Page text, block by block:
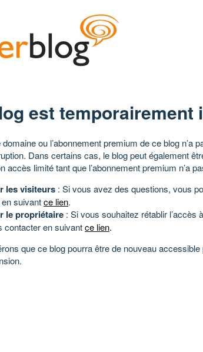
est temporairement
ou l’abonnement premium de ce blog n’a
Dans certains cas, le blog peut également
accès limité tant que l’abonnement premium n’a
les visiteurs : Si vous avez des questions, vous
suivantce lien.
le propriétaire : Si vous souhaitez rétablir
contacter en suivantce lien.
que ce blog pourra être de nouveau